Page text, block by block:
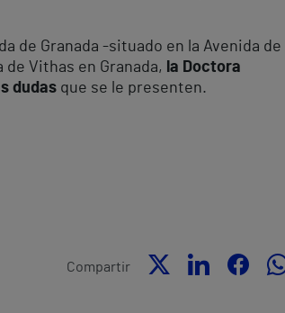
de Granada -situado en la Avenida de
de Vithas en Granada, la Doctora
dudas que se le presenten.
Compartir